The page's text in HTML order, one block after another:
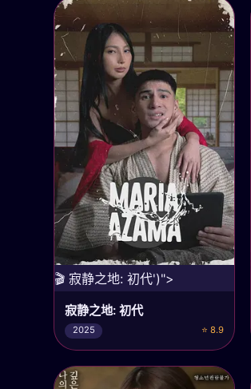
🎬 寂静之地: 初代')">
寂静之地: 初代
2025 ⭐ 8.9